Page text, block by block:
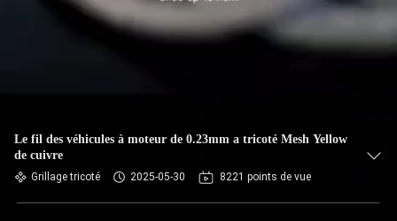
Le fil des véhicules à moteur de 0.23mm a tricoté Mesh Yellow
de cuivre
Grillage tricoté 2025-05-30 8221 points de vue